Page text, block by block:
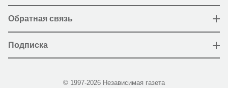
Обратная связь
Подписка
© 1997-2026 Независимая газета